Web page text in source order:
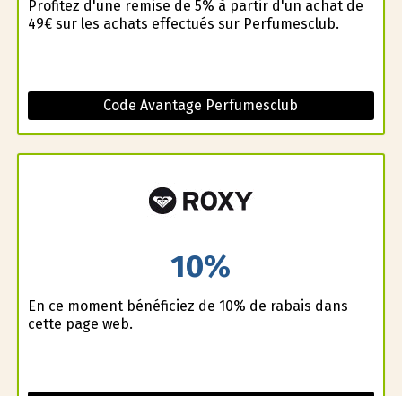
Profitez d'une remise de 5% à partir d'un achat de
49€ sur les achats effectués sur Perfumesclub.
Code Avantage Perfumesclub
10%
En ce moment bénéficiez de 10% de rabais dans
cette page web.